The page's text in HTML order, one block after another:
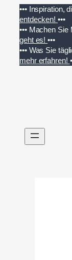
Inhalt
springen
••• Inspiration,
entdecken! •••
••• Machen Sie
geht es!•••
••• Was Sie
mehr erfahren!